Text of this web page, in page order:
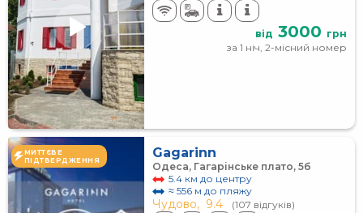
від 3000 грн
за 1 ніч, 2-місний номер
МИТТЄВЕ
ПІДТВЕРДЖЕННЯ
Gagarinn
Одеса, Гагарінське плато, 5б
5.4 км до центру
≈ 556 м до пляжу
Чудово, 9.4 (107 відгуків)